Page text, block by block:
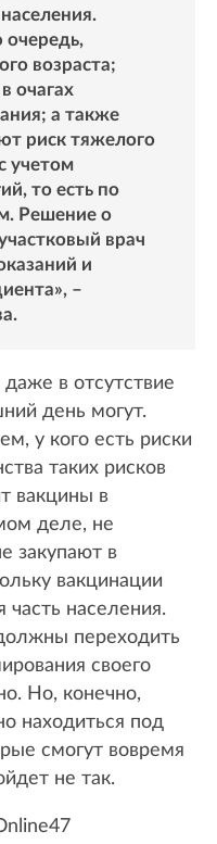
возраста;
очагах
а также
риск тяжелого
учетом
то есть по
Решение о
врач
и
–
в отсутствие
день могут.
у кого есть риски
таких рисков
вакцины в
деле, не
закупают в
вакцинации
населения.
переходить
своего
Но, конечно,
находиться под
смогут вовремя
не так.